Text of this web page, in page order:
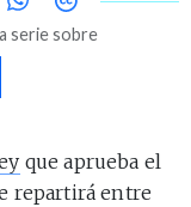
serie sobre
que aprueba el
repartirá entre